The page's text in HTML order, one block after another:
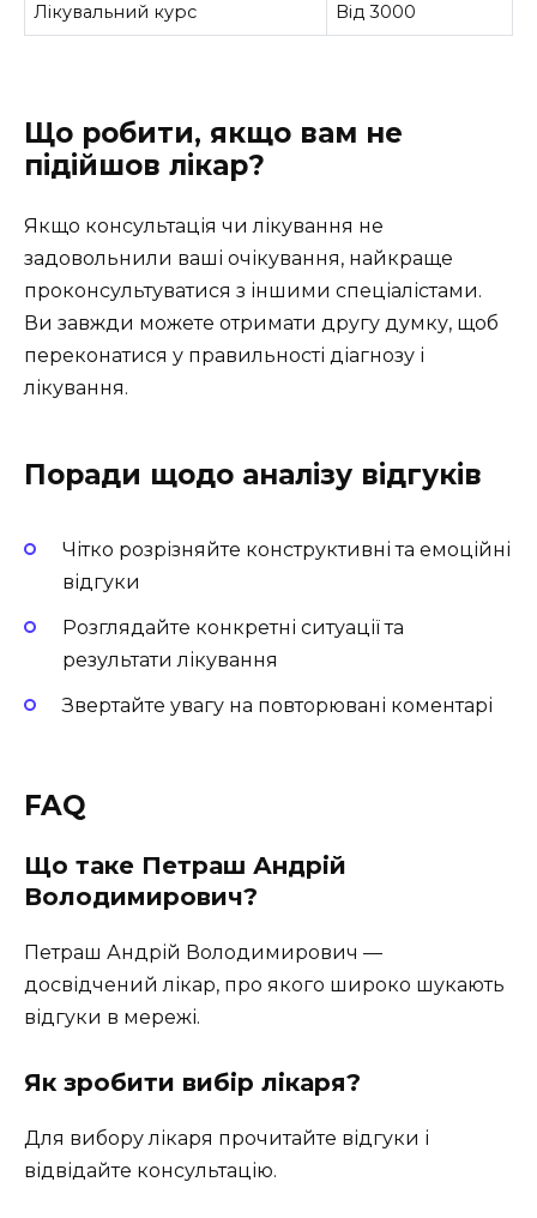
Лікувальний курс Від 3000
Що робити, якщо вам не
підійшов лікар?
Якщо консультація чи лікування не
задовольнили ваші очікування, найкраще
проконсультуватися з іншими спеціалістами.
Ви завжди можете отримати другу думку, щоб
переконатися у правильності діагнозу і
лікування.
Поради щодо аналізу відгуків
Чітко розрізняйте конструктивні та емоційні
відгуки
Розглядайте конкретні ситуації та
результати лікування
Звертайте увагу на повторювані коментарі
FAQ
Що таке Петраш Андрій
Володимирович?
Петраш Андрій Володимирович —
досвідчений лікар, про якого широко шукають
відгуки в мережі.
Як зробити вибір лікаря?
Для вибору лікаря прочитайте відгуки і
відвідайте консультацію.